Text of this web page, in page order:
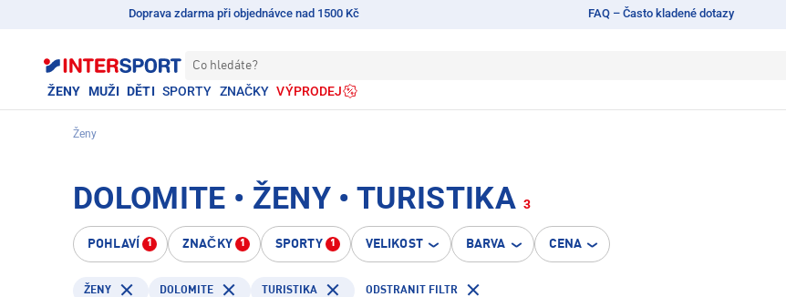
Doprava zdarma při objednávce nad 1500 Kč FAQ – Často kladené dotazy
Co hledáte?
ŽENY MUŽI DĚTI SPORTY ZNAČKY VÝPRODEJ
Ženy
DOLOMITE • ŽENY • TURISTIKA 3
POHLAVÍ 1 ZNAČKY 1 SPORTY 1 VELIKOST BARVA CENA
ŽENY DOLOMITE TURISTIKA ODSTRANIT FILTR